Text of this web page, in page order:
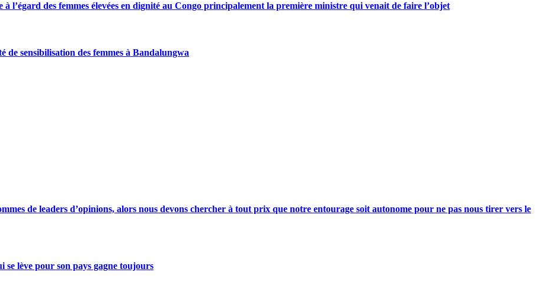
l’égard des femmes élevées en dignité au Congo principalement la première ministre qui venait de faire l’objet
sensibilisation des femmes à Bandalungwa
de leaders d’opinions, alors nous devons chercher à tout prix que notre entourage soit autonome pour ne pas nous tirer vers le
se lève pour son pays gagne toujours